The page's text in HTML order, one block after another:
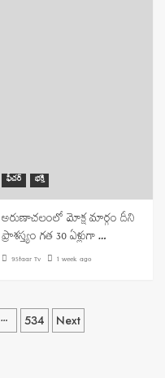
ఫీచర్ భక్తి
అరుణాచలంలో మోక్ష మార్గం దీని
ప్రాశస్త్యం గత 30 ఏళ్లుగా …
9Staar Tv 1 week ago
… 534 Next